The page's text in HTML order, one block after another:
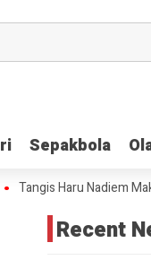
Sepakbola
Sepakbola
Haru Nadiem
Recent